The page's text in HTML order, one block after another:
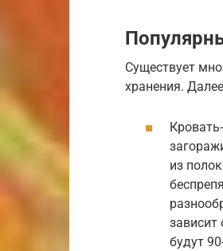
Существует
хранения.
из
зависит
будут